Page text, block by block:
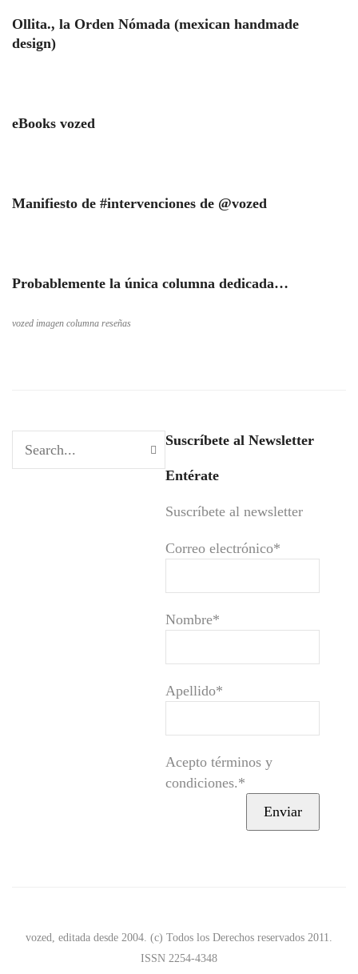
Ollita., la Orden Nómada (mexican handmade
design)
eBooks vozed
Manifiesto de #intervenciones de @vozed
Probablemente la única columna dedicada…
vozed imagen columna reseñas
Suscríbete al Newsletter
Entérate
Suscríbete al newsletter
Correo electrónico*
Nombre*
Apellido*
Acepto términos y
condiciones.*
vozed, editada desde 2004. (c) Todos los Derechos reservados 2011.
ISSN 2254-4348